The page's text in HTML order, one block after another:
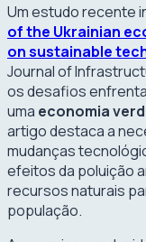
Um estudo recente
of the Ukrainian
on sustainable
Journal of
os desafios
uma economia
artigo destaca a
mudanças
efeitos da poluição
recursos naturais
população.